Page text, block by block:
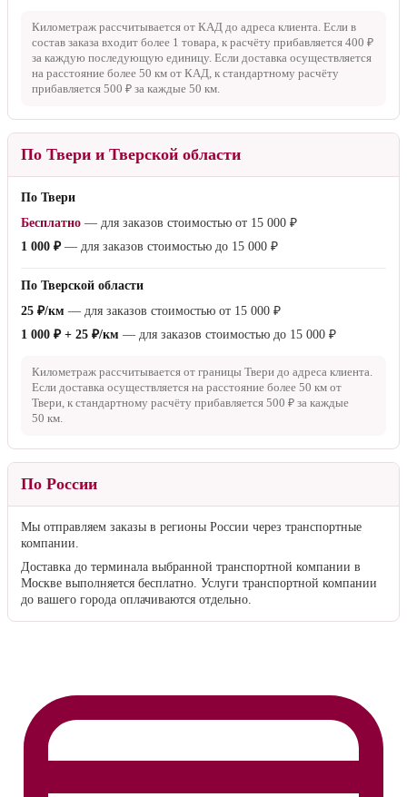
Километраж рассчитывается от КАД до адреса клиента. Если в
состав заказа входит более 1 товара, к расчёту прибавляется 400 ₽
за каждую последующую единицу. Если доставка осуществляется
на расстояние более 50 км от КАД, к стандартному расчёту
прибавляется 500 ₽ за каждые 50 км.
По Твери и Тверской области
По Твери
Бесплатно — для заказов стоимостью от 15 000 ₽
1 000 ₽— для заказов стоимостью до 15 000 ₽
По Тверской области
25 ₽/км — для заказов стоимостью от 15 000 ₽
1 000 ₽ + 25 ₽/км — для заказов стоимостью до 15 000 ₽
Километраж рассчитывается от границы Твери до адреса клиента.
Если доставка осуществляется на расстояние более 50 км от
Твери, к стандартному расчёту прибавляется 500 ₽ за каждые
50 км.
По России
Мы отправляем заказы в регионы России через транспортные
компании.
Доставка до терминала выбранной транспортной компании в
Москве выполняется бесплатно. Услуги транспортной компании
до вашего города оплачиваются отдельно.